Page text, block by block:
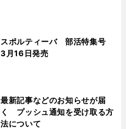
スポルティーバ 部活特集号
3月16日発売
最新記事などのお知らせが届
く プッシュ通知を受け取る方
法について